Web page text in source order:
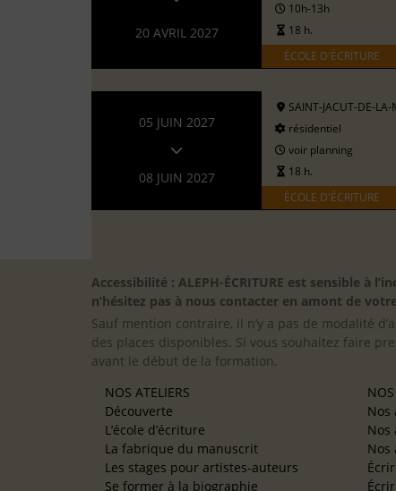
20 AVRIL 2027
10h-13h
18 h.
ÉCOLE D'ÉCRITURE
05 JUIN 2027
08 JUIN 2027
SAINT-JACUT-DE-LA-
résidentiel
voir planning
18 h.
ÉCOLE D'ÉCRITURE
Accessibilité : ALEPH-ÉCRITURE est sensible à
n’hésitez pas à nous contacter en amont de
Sauf mention contraire, il n’y a pas de modalité
des places disponibles. Si vous souhaitez faire
avant le début de la formation.
NOS ATELIERS
Découverte
L’école d’écriture
La fabrique du manuscrit
Les stages pour artistes-auteurs
Se former à la biographie
NOS
Nos
Nos
Nos